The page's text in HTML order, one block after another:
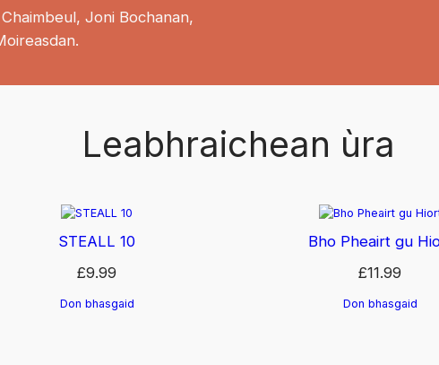
Joni Bochanan,
Leabhraichean ùra
STEALL 10
£9.99
Don bhasgaid
Bho Pheairt gu
£11.99
Don bhasgaid